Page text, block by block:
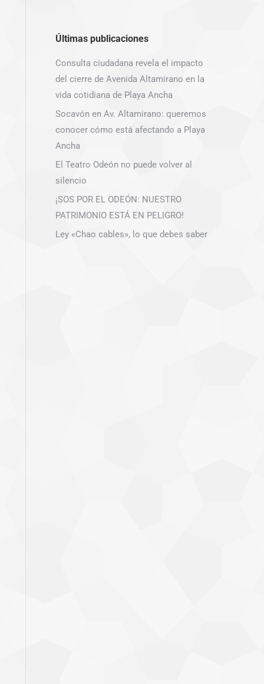
Últimas publicaciones
Consulta ciudadana revela el impacto
del cierre de Avenida Altamirano en la
vida cotidiana de Playa Ancha
Socavón en Av. Altamirano: queremos
conocer cómo está afectando a Playa
Ancha
El Teatro Odeón no puede volver al
silencio
¡SOS POR EL ODEÓN: NUESTRO
PATRIMONIO ESTÁ EN PELIGRO!
Ley «Chao cables», lo que debes saber